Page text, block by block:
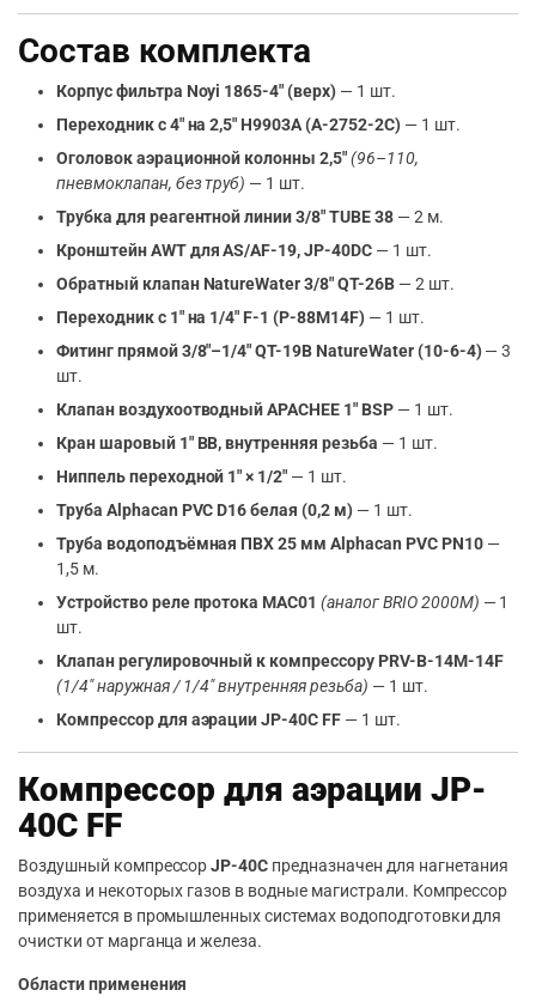
Состав комплекта
Корпус фильтра Noyi 1865-4″ (верх)— 1 шт.
Переходник с 4″ на 2,5″ H9903A (A-2752-2C)— 1 шт.
Оголовок аэрационной колонны 2,5″(96–110,
пневмоклапан, без труб) — 1 шт.
Трубка для реагентной линии 3/8″ TUBE 38— 2 м.
Кронштейн AWT для AS/AF-19, JP-40DC— 1 шт.
Обратный клапан NatureWater 3/8″ QT-26B— 2 шт.
Переходник с 1″ на 1/4″ F-1 (P-88M14F)— 1 шт.
Фитинг прямой 3/8″–1/4″ QT-19B NatureWater (10-6-4)— 3
шт.
Клапан воздухоотводный APACHEE 1″ BSP— 1 шт.
Кран шаровый 1″ ВВ, внутренняя резьба — 1 шт.
Ниппель переходной 1″ × 1/2″ — 1 шт.
Труба Alphacan PVC D16 белая (0,2 м)— 1 шт.
Труба водоподъёмная ПВХ 25 мм Alphacan PVC PN10—
1,5 м.
Устройство реле протока MAC01 (аналог BRIO 2000M) — 1
шт.
Клапан регулировочный к компрессору PRV-B-14M-14F
(1/4″ наружная / 1/4″ внутренняя резьба) — 1 шт.
Компрессор для аэрации JP-40C FF — 1 шт.
Компрессор для аэрации JP-
40C FF
Воздушный компрессорJP-40C предназначен для нагнетания
воздуха и некоторых газов в водные магистрали. Компрессор
применяется в промышленных системах водоподготовки для
очистки от марганца и железа.
Области применения